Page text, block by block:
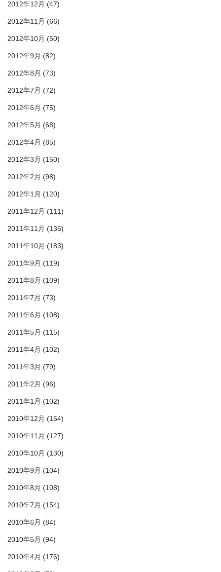
2012年12月 (47)
2012年11月 (66)
2012年10月 (50)
2012年9月 (82)
2012年8月 (73)
2012年7月 (72)
2012年6月 (75)
2012年5月 (68)
2012年4月 (85)
2012年3月 (150)
2012年2月 (98)
2012年1月 (120)
2011年12月 (111)
2011年11月 (136)
2011年10月 (183)
2011年9月 (119)
2011年8月 (109)
2011年7月 (73)
2011年6月 (108)
2011年5月 (115)
2011年4月 (102)
2011年3月 (79)
2011年2月 (96)
2011年1月 (102)
2010年12月 (164)
2010年11月 (127)
2010年10月 (130)
2010年9月 (104)
2010年8月 (108)
2010年7月 (154)
2010年6月 (84)
2010年5月 (94)
2010年4月 (176)